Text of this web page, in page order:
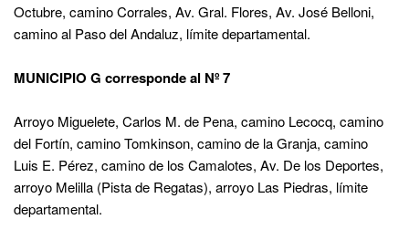
Octubre, camino Corrales, Av. Gral. Flores, Av. José Belloni,
camino al Paso del Andaluz, límite departamental.
MUNICIPIO G corresponde al Nº 7
Arroyo Miguelete, Carlos M. de Pena, camino Lecocq, camino
del Fortín, camino Tomkinson, camino de la Granja, camino
Luis E. Pérez, camino de los Camalotes, Av. De los Deportes,
arroyo Melilla (Pista de Regatas), arroyo Las Piedras, límite
departamental.